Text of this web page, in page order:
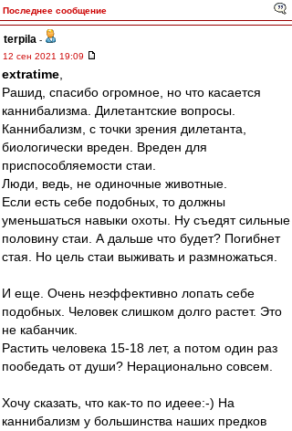
Последнее сообщение
terpila -
12 сен 2021 19:09
extratime
Рашид, спасибо огромное, но что касается
каннибализма. Дилетантские вопросы.
Каннибализм, с точки зрения дилетанта,
биологически вреден. Вреден для
приспособляемости стаи.
Люди, ведь, не одиночные животные.
Если есть себе подобных, то должны
уменьшаться навыки охоты. Ну съедят сильные
половину стаи. А дальше что будет? Погибнет
стая. Но цель стаи выживать и размножаться.
И еще. Очень неэффективно лопать себе
подобных. Человек слишком долго растет. Это
не кабанчик.
Растить человека 15-18 лет, а потом один раз
пообедать от души? Нерационально совсем.
Хочу сказать, что как-то по идеее:-) На
каннибализм у большинства наших предков